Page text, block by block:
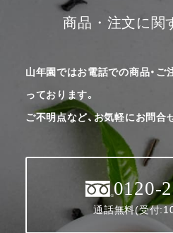
商品・注文に関
山年園ではお電話での商品・ご
っております。
ご不明点など、お気軽にお問合
0120-
通話無料(受付